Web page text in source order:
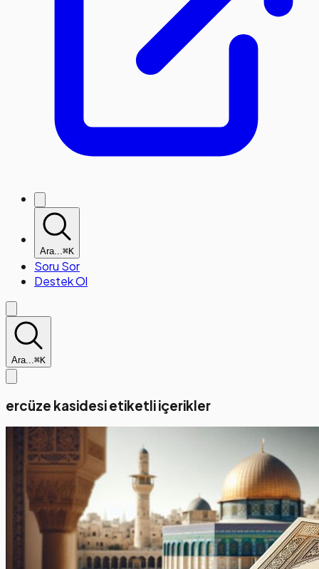
Ara...⌘K
Soru Sor
Destek Ol
Ara...⌘K
ercüze kasidesi etiketli içerikler